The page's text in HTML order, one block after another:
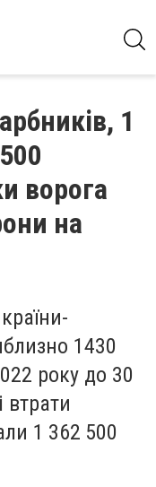
1
ворога
на
1430
року до 30
втрати
1 362 500